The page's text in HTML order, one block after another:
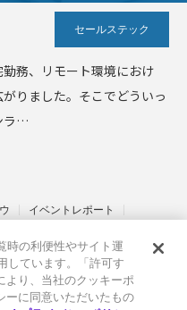
セールステック
務、リモート環境におけ
りました。そこでどういっ
ラ…
イベントレポート
セキュリティ基本方針
クッキーポリシー
時の利便性やサイト運
しています。「許可す
より、当社のクッキーポ
ーに同意いただいたもの